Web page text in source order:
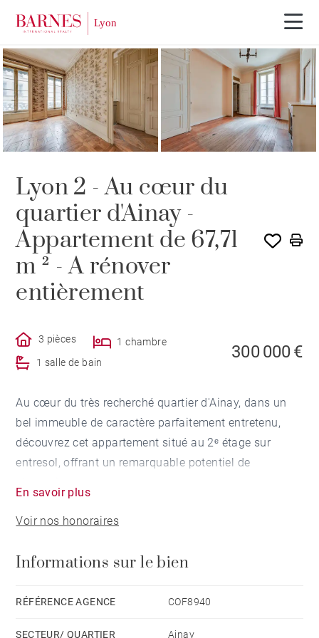
Lyon 2 - Au cœur du
quartier d'Ainay -
Appartement de 67,71
m ² - A rénover
entièrement
3 pièces
1 chambre
1 salle de bain
300 000 €
Au cœur du très recherché quartier d'Ainay, dans un
bel immeuble de caractère parfaitement entretenu,
découvrez cet appartement situé au 2ᵉ étage sur
entresol, offrant un remarquable potentiel de
Cet appartement, traversant Nord/Sud, bénéficie d'une
configuration permettant de multiples
une véritable page blanche pour concevoir un élégant
En savoir plus
Voir nos honoraires
Informations sur le bien
RÉFÉRENCE AGENCE COF8940
SECTEUR/ QUARTIER Ainay